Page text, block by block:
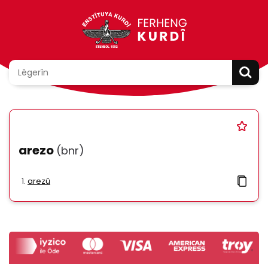
arezo (bnr)
arezû